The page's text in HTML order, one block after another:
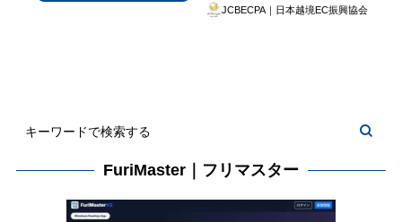
JCBECPA｜日本越境EC振興協会
FuriMaster｜フリマスター